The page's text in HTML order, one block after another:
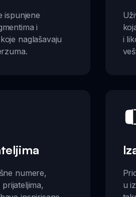
ispunjene
i
naglašavaju
i
numere,
u